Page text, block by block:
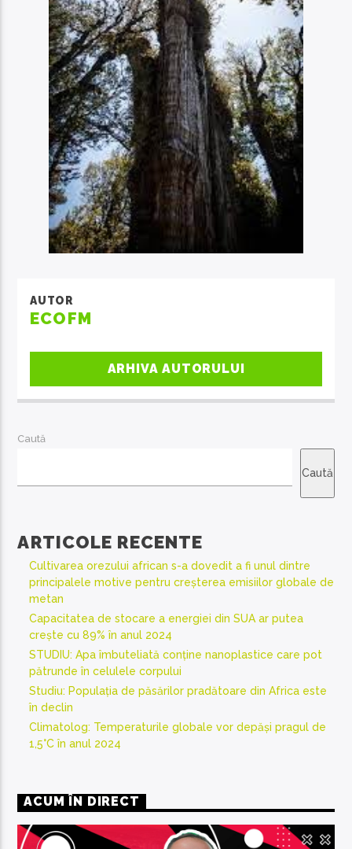
AUTOR
ECOFM
ARHIVA AUTORULUI
Caută
Caută
ARTICOLE RECENTE
Cultivarea orezului african s-a dovedit a fi unul dintre
principalele motive pentru creșterea emisiilor globale de
metan
Capacitatea de stocare a energiei din SUA ar putea
crește cu 89% în anul 2024
STUDIU: Apa îmbuteliată conține nanoplastice care pot
pătrunde în celulele corpului
Studiu: Populația de păsărilor pradătoare din Africa este
în declin
Climatolog: Temperaturile globale vor depăși pragul de
1,5°C în anul 2024
ACUM ÎN DIRECT